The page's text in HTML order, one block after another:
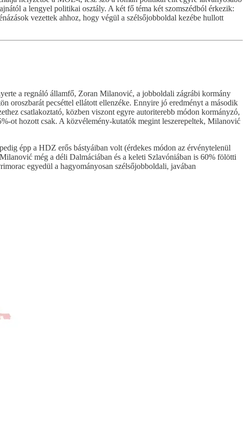
a lengyel politikai osztály. A két fő téma két szomszédból érkezik:
vezettek ahhoz, hogy végül a szélsőjobboldal kezébe hullott
a regnáló államfő, Zoran Milanović, a jobboldali zágrábi kormány
oroszbarát pecséttel ellátott ellenzéke. Ennyire jó eredményt a második
csatlakoztató, közben viszont egyre autoriterebb módon kormányzó,
ot hozott csak. A közvélemény-kutatók megint leszerepeltek, Milanović
épp a HDZ erős bástyáiban volt (érdekes módon az érvénytelenül
még a déli Dalmáciában és a keleti Szlavóniában is 60% fölötti
egyedül a hagyományosan szélsőjobboldali, javában